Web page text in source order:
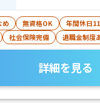
め 無資格OK 年間休日
社会保険完備 退職金制度
詳細を見る